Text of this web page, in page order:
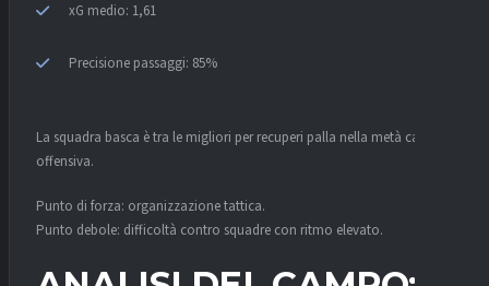
xG medio: 1,61
Precisione passaggi: 85%
La squadra basca è tra le migliori per recuperi palla nella metà campo
offensiva.
Punto di forza: organizzazione tattica.
Punto debole: difficoltà contro squadre con ritmo elevato.